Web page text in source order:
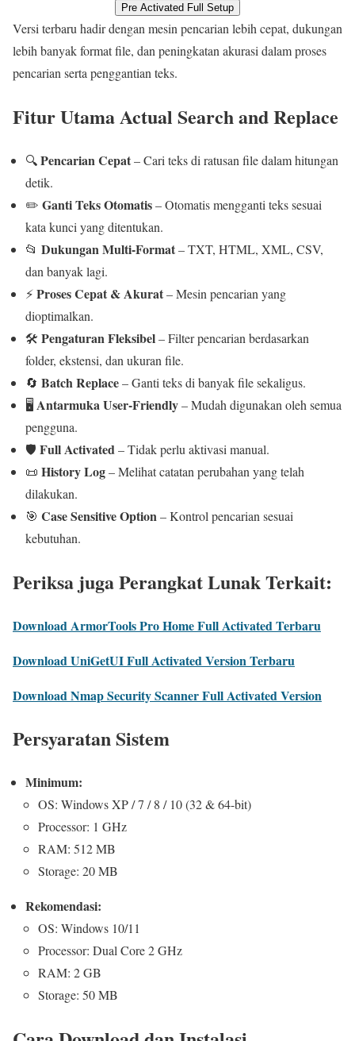
Pre Activated Full Setup
Versi terbaru hadir dengan mesin pencarian lebih cepat, dukungan
lebih banyak format file, dan peningkatan akurasi dalam proses
pencarian serta penggantian teks.
Fitur Utama Actual Search and Replace
🔍Pencarian Cepat– Cari teks di ratusan file dalam hitungan
detik.
✏️ Ganti Teks Otomatis– Otomatis mengganti teks sesuai
kata kunci yang ditentukan.
📂 Dukungan Multi-Format– TXT, HTML, XML, CSV,
dan banyak lagi.
⚡Proses Cepat & Akurat– Mesin pencarian yang
dioptimalkan.
🛠️ Pengaturan Fleksibel– Filter pencarian berdasarkan
folder, ekstensi, dan ukuran file.
🔄 Batch Replace– Ganti teks di banyak file sekaligus.
🖥️Antarmuka User-Friendly– Mudah digunakan oleh semua
pengguna.
🛡️ Full Activated– Tidak perlu aktivasi manual.
📜 History Log– Melihat catatan perubahan yang telah
dilakukan.
🎯 Case Sensitive Option– Kontrol pencarian sesuai
kebutuhan.
Periksa juga Perangkat Lunak Terkait:
Download ArmorTools Pro Home Full Activated Terbaru
Download UniGetUI Full Activated Version Terbaru
Download Nmap Security Scanner Full Activated Version
Persyaratan Sistem
Minimum:
OS: Windows XP / 7 / 8 / 10 (32 & 64-bit)
Processor: 1 GHz
RAM: 512 MB
Storage: 20 MB
Rekomendasi:
OS: Windows 10/11
Processor: Dual Core 2 GHz
RAM: 2 GB
Storage: 50 MB